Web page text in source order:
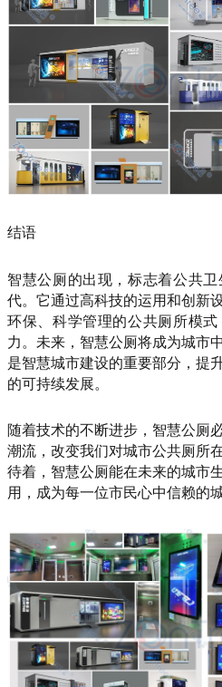
结语
智慧公厕的出现，标志着公共
代。它通过高科技的运用和创新
环保、科学管理的公共厕所模
力。未来，智慧公厕将成为城市
是智慧城市建设的重要部分，提
的可持续发展。
随着技术的不断进步，智慧公厕
潮流，改变我们对城市公共厕所
待着，智慧公厕能在未来的城市
用，成为每一位市民心中信赖的城